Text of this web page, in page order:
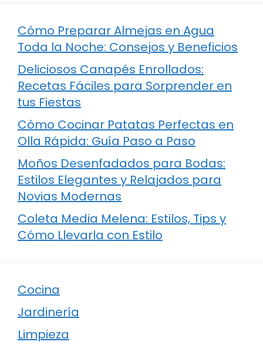
Cómo Preparar Almejas en Agua
Toda la Noche: Consejos y Beneficios
Deliciosos Canapés Enrollados:
Recetas Fáciles para Sorprender en
tus Fiestas
Cómo Cocinar Patatas Perfectas en
Olla Rápida: Guía Paso a Paso
Moños Desenfadados para Bodas:
Estilos Elegantes y Relajados para
Novias Modernas
Coleta Media Melena: Estilos, Tips y
Cómo Llevarla con Estilo
Cocina
Jardinería
Limpieza